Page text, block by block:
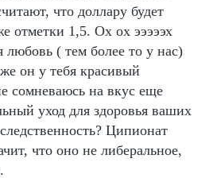
что доллару будет
отметки 1,5. Ох ох эээээх
любовь ( тем более то у нас)
он у тебя красивый
сомневаюсь на вкус еще
уход для здоровья ваших
Ципионат
что оно не либеральное,